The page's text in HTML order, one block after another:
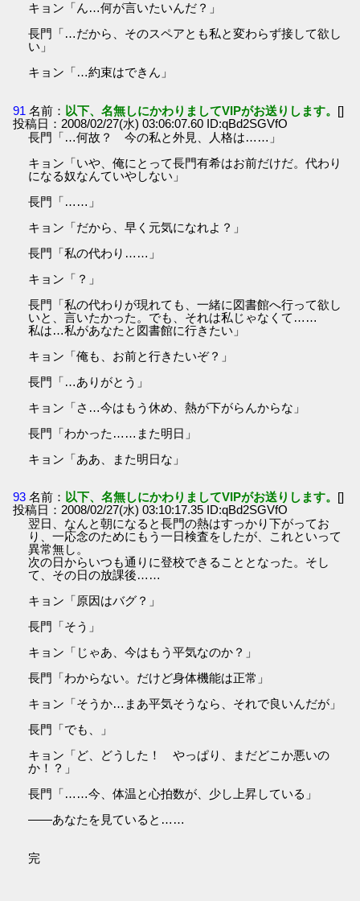
キョン「ん…何が言いたいんだ？」
長門「…だから、そのスペアとも私と変わらず接して欲し
い」
キョン「…約束はできん」
91 名前： 以下、名無しにかわりましてVIPがお送りします。 []
投稿日：2008/02/27(水) 03:06:07.60 ID:qBd2SGVfO
長門「…何故？ 今の私と外見、人格は……」
キョン「いや、俺にとって長門有希はお前だけだ。代わり
になる奴なんていやしない」
長門「……」
キョン「だから、早く元気になれよ？」
長門「私の代わり……」
キョン「？」
長門「私の代わりが現れても、一緒に図書館へ行って欲し
いと、言いたかった。でも、それは私じゃなくて……
私は…私があなたと図書館に行きたい」
キョン「俺も、お前と行きたいぞ？」
長門「…ありがとう」
キョン「さ…今はもう休め、熱が下がらんからな」
長門「わかった……また明日」
キョン「ああ、また明日な」
93 名前： 以下、名無しにかわりましてVIPがお送りします。 []
投稿日：2008/02/27(水) 03:10:17.35 ID:qBd2SGVfO
翌日、なんと朝になると長門の熱はすっかり下がってお
り、一応念のためにもう一日検査をしたが、これといって
異常無し。
次の日からいつも通りに登校できることとなった。そし
て、その日の放課後……
キョン「原因はバグ？」
長門「そう」
キョン「じゃあ、今はもう平気なのか？」
長門「わからない。だけど身体機能は正常」
キョン「そうか…まあ平気そうなら、それで良いんだが」
長門「でも、」
キョン「ど、どうした！ やっぱり、まだどこか悪いの
か！？」
長門「……今、体温と心拍数が、少し上昇している」
――あなたを見ていると……
完